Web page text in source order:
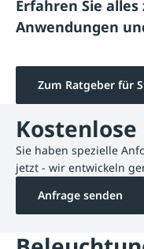
Erfahren Sie
Anwendungen
Zum Ratgeber für
Sie haben spezielle
jetzt - wir entwickeln
Anfrage senden